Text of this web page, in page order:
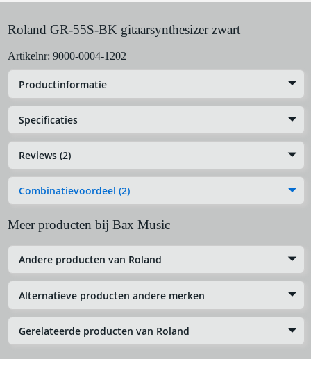
Roland GR-55S-BK gitaarsynthesizer zwart
Artikelnr: 9000-0004-1202
Productinformatie
Specificaties
Reviews (2)
Combinatievoordeel (2)
Meer producten bij Bax Music
Andere producten van Roland
Alternatieve producten andere merken
Gerelateerde producten van Roland